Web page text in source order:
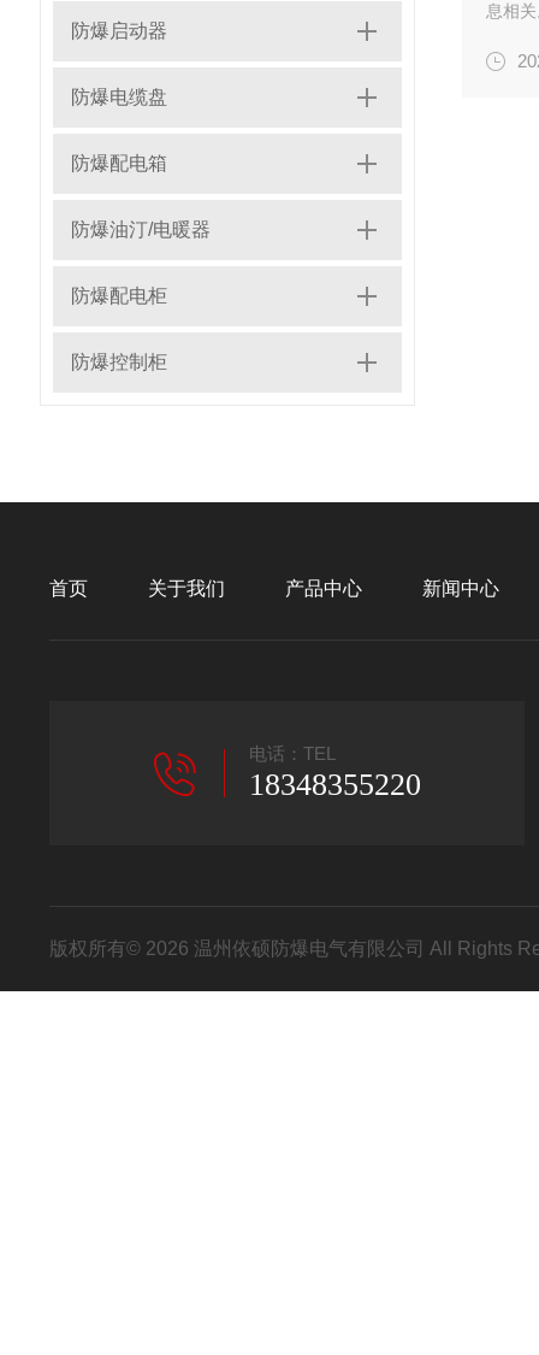
防爆启动器
防爆电缆盘
防爆配电箱
防爆油汀/电暖器
防爆配电柜
防爆控制柜
息相
提供
首页 关于我们 产品中心 新闻中心
电话：TEL
18348355220
版权所有© 2026 温州依硕防爆电气有限公司 All Rights